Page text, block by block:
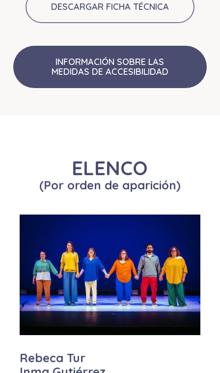
DESCARGAR FICHA TÉCNICA
INFORMACIÓN SOBRE LAS
MEDIDAS DE ACCESIBILIDAD
ELENCO
(Por orden de aparición)
Rebeca Tur